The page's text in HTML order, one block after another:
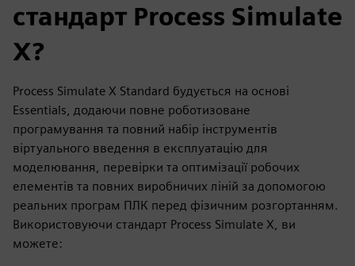
стандарт Process Simulate
X?
Process Simulate X Standard будується на основі
Essentials, додаючи повне роботизоване
програмування та повний набір інструментів
віртуального введення в експлуатацію для
моделювання, перевірки та оптимізації робочих
елементів та повних виробничих ліній за допомогою
реальних програм ПЛК перед фізичним розгортанням.
Використовуючи стандарт Process Simulate X, ви
можете: